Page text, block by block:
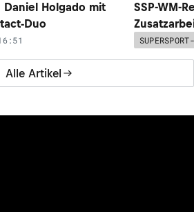
Alle Artikel
Holgado mit
Duo
SSP-WM-
SUPERSPORT-